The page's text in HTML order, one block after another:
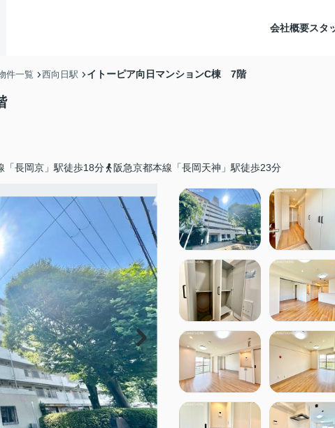
会社概要スタ
件一覧 西向日駅 イトーピア向日マンションC棟 7階
「長岡京」駅徒歩18分 阪急京都本線「長岡天神」駅徒歩23分